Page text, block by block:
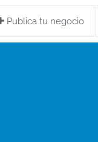
Publica tu negocio